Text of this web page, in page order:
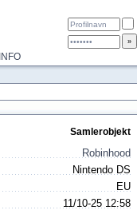
INFO
Samlerobjekt
Robinhood
Nintendo DS
EU
11/10-25 12:58